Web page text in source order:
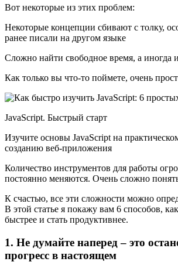
Вот некоторые из этих проблем:
Некоторые концепции сбивают с толку,
ранее писали на другом языке
Сложно найти свободное время, а иногда
Как только вы что-то поймете, очень
JavaScript. Быстрый старт
Изучите основы JavaScript на
созданию веб-приложения
Количество инструментов для работы
постоянно меняются. Очень сложно
К счастью, все эти сложности можно
В этой статье я покажу вам 6 способов,
быстрее и стать продуктивнее.
1. Не думайте наперед – это
прогресс в настоящем